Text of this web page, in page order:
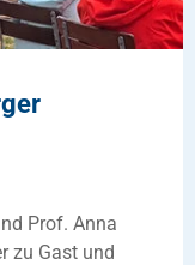
Prof. Anna
zu Gast und